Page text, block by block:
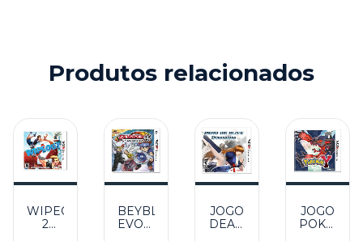
Produtos relacionados
WIPEOUT
2
BEYBLADE:
EVOLUTION
JOGO
DEAD
JOGO